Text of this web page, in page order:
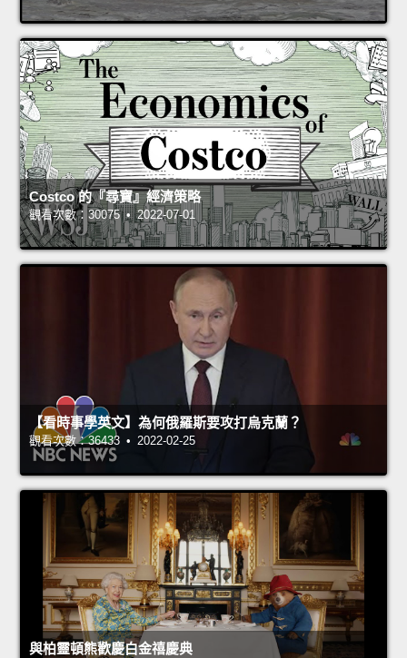
Costco 的『尋寶』經濟策略
觀看次數：30075 • 2022-07-01
【看時事學英文】為何俄羅斯要攻打烏克蘭？
觀看次數：36433 • 2022-02-25
與柏靈頓熊歡慶白金禧慶典